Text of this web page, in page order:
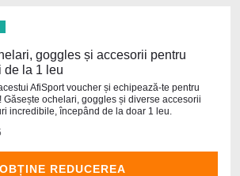
goggles și accesorii pentru
de la 1 leu
AfiSport voucher și echipează-te pentru
Găsește ochelari, goggles și diverse accesorii
incredibile, începând de la doar 1 leu.
OBȚINE REDUCEREA